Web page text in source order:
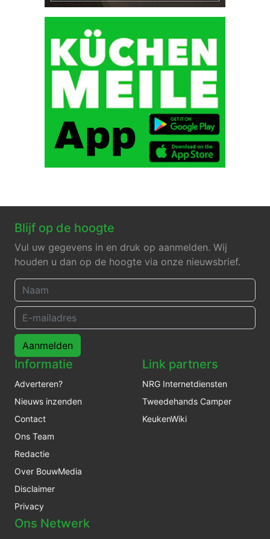
Blijf op de hoogte
Vul uw gegevens in en druk op aanmelden. Wij
houden u dan op de hoogte via onze nieuwsbrief.
Aanmelden
Informatie
Adverteren?
Nieuws inzenden
Contact
Ons Team
Redactie
Over BouwMedia
Disclaimer
Privacy
Link partners
NRG Internetdiensten
Tweedehands Camper
KeukenWiki
Ons Netwerk